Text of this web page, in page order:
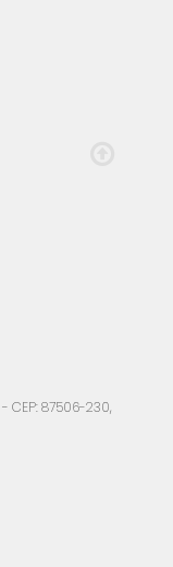
CEP: 87506-230,